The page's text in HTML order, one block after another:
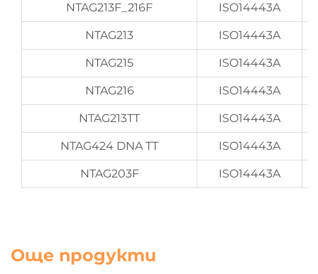
NTAG213F_216F ISO14443A
NTAG213 ISO14443A
NTAG215 ISO14443A
NTAG216 ISO14443A
NTAG213TT ISO14443A
NTAG424 DNA TT ISO14443A
NTAG203F ISO14443A
Още продукти